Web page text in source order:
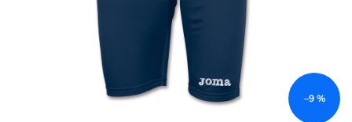
–9 %